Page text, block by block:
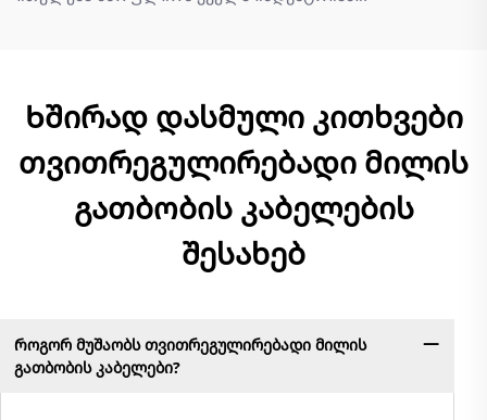
Ხშირად დასმული კითხვები
თვითრეგულირებადი მილის
გათბობის კაბელების
შესახებ
Როგორ მუშაობს თვითრეგულირებადი მილის
გათბობის კაბელები?